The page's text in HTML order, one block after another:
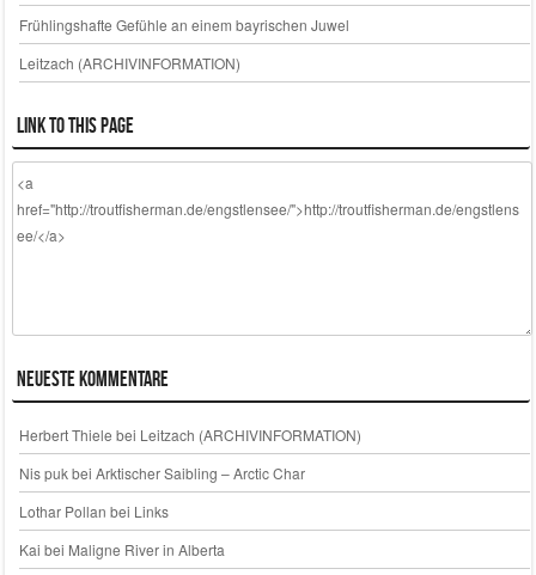
Frühlingshafte Gefühle an einem bayrischen Juwel
Leitzach (ARCHIVINFORMATION)
Link to this page
Neueste Kommentare
Herbert Thiele bei Leitzach (ARCHIVINFORMATION)
Nis pukbei Arktischer Saibling – Arctic Char
Lothar Pollan bei Links
Kai bei Maligne River in Alberta